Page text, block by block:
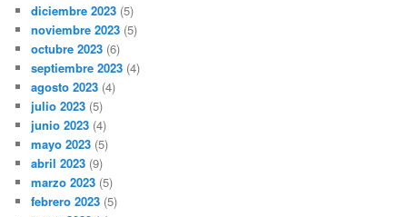
diciembre 2023 (5)
noviembre 2023 (5)
octubre 2023 (6)
septiembre 2023 (4)
agosto 2023 (4)
julio 2023 (5)
junio 2023 (4)
mayo 2023 (5)
abril 2023 (9)
marzo 2023 (5)
febrero 2023 (5)